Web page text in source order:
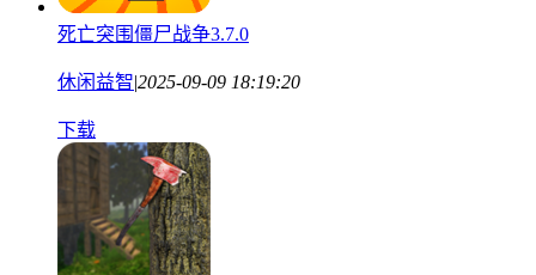
死亡突围僵尸战争3.7.0
休闲益智|2025-09-09 18:19:20
下载